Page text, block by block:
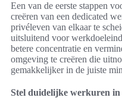
Een van de eerste stappen
creëren van een dedicated
privéleven van elkaar te
uitsluitend voor
betere concentratie en
omgeving te creëren die
gemakkelijker in de juiste
Stel duidelijke werkuren in